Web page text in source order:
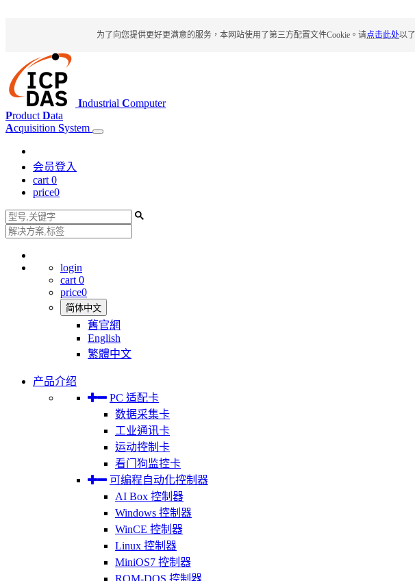
为了向您提供更好更满意的服务，本网站使用了第三方配置文件Cookie。请点击此处以
Industrial Computer
Product Data
Acquisition System
会员登入
cart 0
price0
login
cart 0
price0
简体中文
舊官網
English
繁體中文
产品介绍
PC 适配卡
数据采集卡
工业通讯卡
运动控制卡
看门狗监控卡
可编程自动化控制器
AI Box 控制器
Windows 控制器
WinCE 控制器
Linux 控制器
MiniOS7 控制器
ROM-DOS 控制器